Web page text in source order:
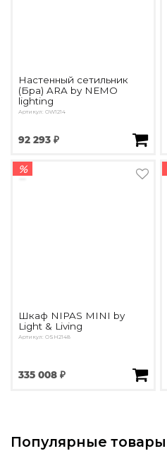
Настенный сетильник
(Бра) ARA by NEMO
lighting
Артикул: OW1214
92 293 ₽
%
Шкаф NIPAS MINI by
Light & Living
Артикул: ОSH2148
335 008 ₽
Популярные товары